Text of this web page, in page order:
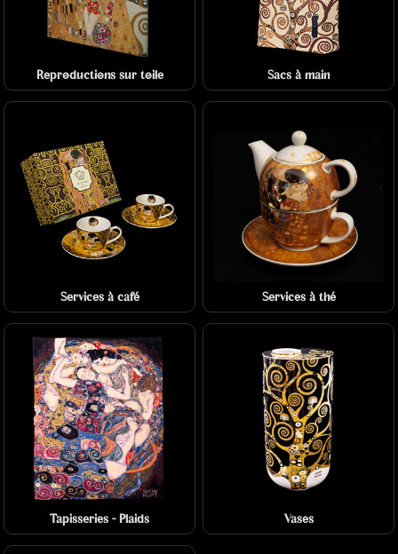
Reproductions sur toile Sacs à main
Services à café Services à thé
Tapisseries - Plaids Vases